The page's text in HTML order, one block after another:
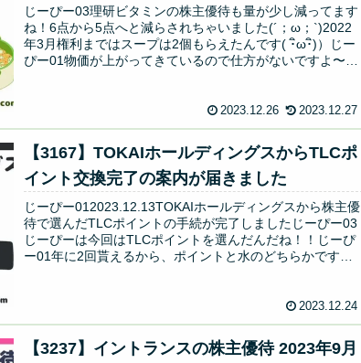
じーぴー03理研ビタミンの株主優待も量が少し減ってます
ね！6点から5点へと減らされちゃいました(´；ω；`)2022
年3月権利まではスープは2個もらえたんです( ･ิω･ิ)）じー
ぴー01物価が上がってきているので仕方がないですよ〜優
2023.12.26 2023.12.27
【3167】TOKAIホールディングスからTLCポ
イント交換完了の案内が届きました
じーぴー012023.12.13TOKAIホールディングスから株主優
待で選んだTLCポイントの手続が完了しましたじーぴー03
じーぴーは今回はTLCポイントを選んだんだね！！じーぴ
ー01年に2回貰えるから、ポイントと水のどちらかです～
2023.12.24
【3237】イントランスの株主優待 2023年9月